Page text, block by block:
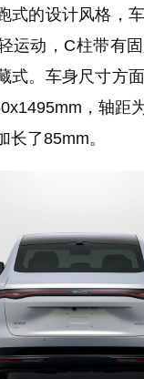
式的设计风格，
运动，C柱带有
式。车身尺寸方
，轴距
长了85mm。